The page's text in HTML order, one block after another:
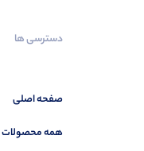
دسترسی ها
صفحه اصلی
همه محصولات